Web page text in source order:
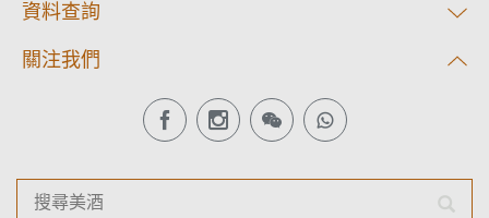
資料查詢
關注我們